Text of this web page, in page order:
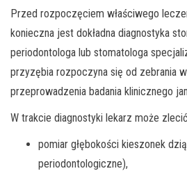
Przed rozpoczęciem właściwego
konieczna jest dokładna diagnostyka
periodontologa lub stomatologa
przyzębia rozpoczyna się od zebrania
przeprowadzenia badania klinicznego
W trakcie diagnostyki lekarz może
pomiar głębokości kieszonek
periodontologiczne),